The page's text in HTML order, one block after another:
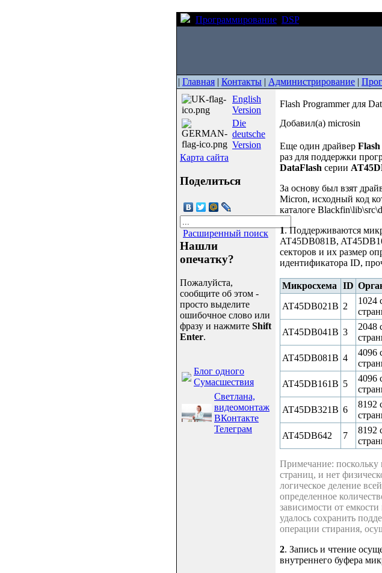
Программирование DSP
| Главная | Контакты | Администрирование |
English
Version
Die
deutsche
Version
Карта сайта
Поделиться
Расширенный поиск
Нашли
опечатку?
Пожалуйста,
сообщите об этом -
просто выделите
ошибочное слово или
фразу и нажмите Shift
Enter.
Блог одного
Сумасшествия
Светлана,
видеомонтаж
ВКонтакте
Телеграм
Flash Programmer для
Добавил(а) microsin
Еще один драйвер
раз для поддержки
DataFlash серии
За основу был взят
Micron, исходный код
каталоге
1. Поддерживаются
AT45DB081B,
секторов и их размер
идентификатора ID,
Микросхема ID
AT45DB021B 2
1024
AT45DB041B 3
2048
AT45DB081B 4
4096
AT45DB161B 5
4096
AT45DB321B 6
8192
AT45DB642 7
8192
Примечание: поскольку
страниц, и нет
логическое деление
определенное
зависимости от
удалось сохранить
операции стирания,
2. Запись и чтение
внутреннего буфера